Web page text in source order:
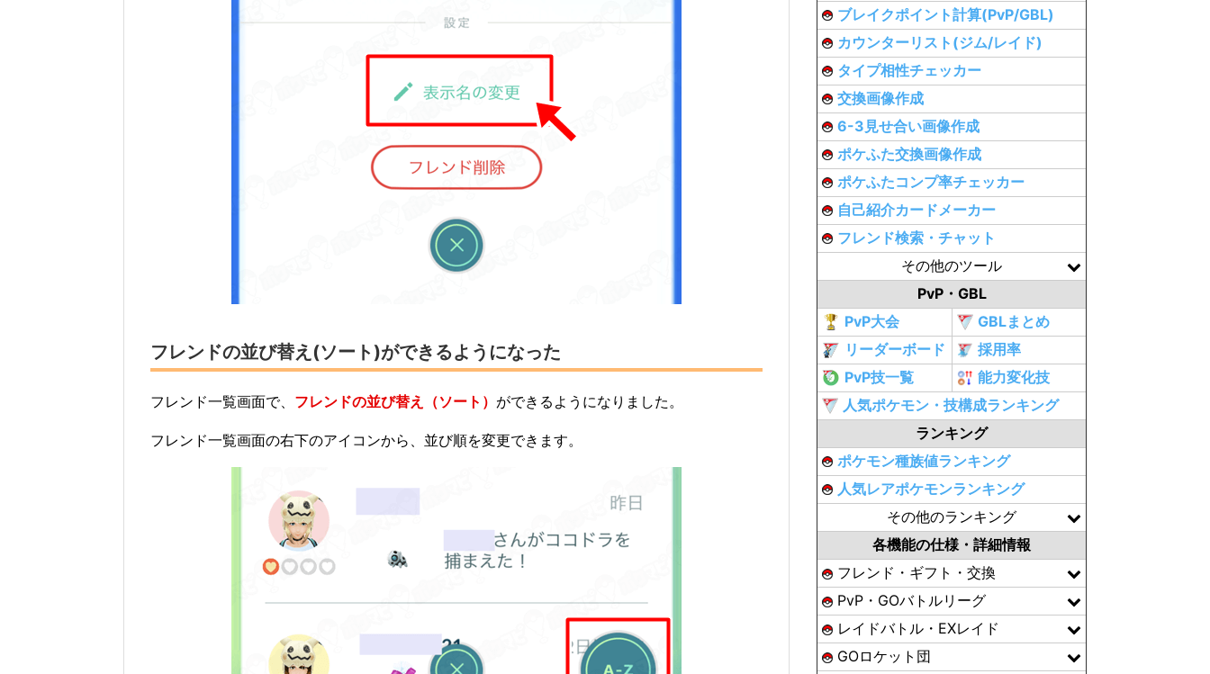
フレンドの並び替え(ソート)ができるようになった
フレンド一覧画面で、 フレンドの並び替え（ソート） ができるようになりました。
フレンド一覧画面の右下のアイコンから、並び順を変更できます。
ブレイクポイント計算(PvP/GBL)
カウンターリスト(ジム/レイド)
タイプ相性チェッカー
交換画像作成
6-3見せ合い画像作成
ポケふた交換画像作成
ポケふたコンプ率チェッカー
自己紹介カードメーカー
フレンド検索・チャット
その他のツール
PvP・GBL
PvP大会
GBLまとめ
リーダーボード
採用率
PvP技一覧
能力変化技
人気ポケモン・技構成ランキング
ランキング
ポケモン種族値ランキング
人気レアポケモンランキング
その他のランキング
各機能の仕様・詳細情報
フレンド・ギフト・交換
PvP・GOバトルリーグ
レイドバトル・EXレイド
GOロケット団